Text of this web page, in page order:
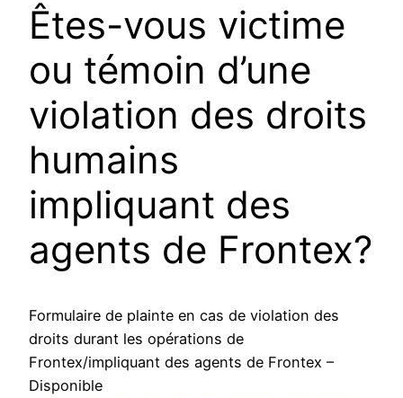
Êtes-vous victime
ou témoin d’une
violation des droits
humains
impliquant des
agents de Frontex?
Formulaire de plainte en cas de violation des
droits durant les opérations de
Frontex/impliquant des agents de Frontex –
Disponible